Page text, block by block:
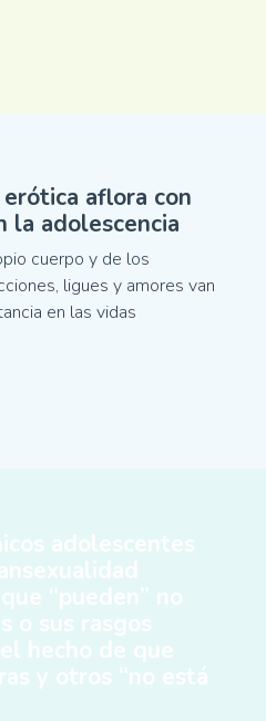
aflora con
la adolescencia
cuerpo y de los
ligues y amores van
en las vidas
adolescentes
“pueden” no
o sus rasgos
hecho de que
y otros “no está